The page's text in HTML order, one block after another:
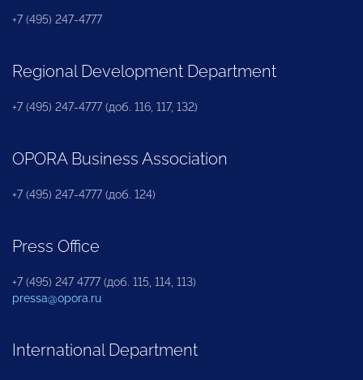
+7 (495) 247-4777
Regional Development Department
+7 (495) 247-4777 (доб. 116, 117, 132)
OPORA Business Association
+7 (495) 247-4777 (доб. 124)
Press Office
+7 (495) 247 4777 (доб. 115, 114, 113)
pressa@opora.ru
International Department